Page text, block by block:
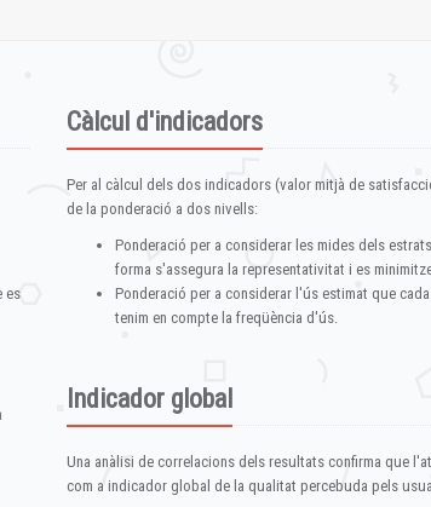
es
Càlcul d'indicadors
Per al càlcul dels dos indicadors (valor mitjà de
de la ponderació a dos nivells:
Ponderació per a considerar les mides dels
forma s'assegura la representativitat i es
Ponderació per a considerar l'ús estimat que
tenim en compte la freqüència d'ús.
Indicador global
Una anàlisi de correlacions dels resultats confirma que
com a indicador global de la qualitat percebuda pels